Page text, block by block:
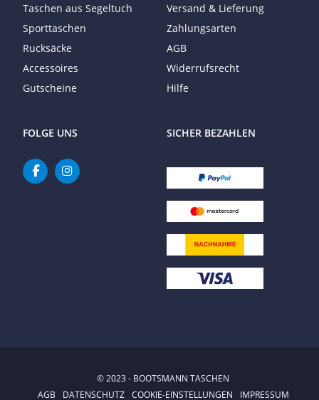
Taschen aus Segeltuch
Sporttaschen
Rucksäcke
Accessoires
Gutscheine
Versand & Lieferung
Zahlungsarten
AGB
Widerrufsrecht
Hilfe
FOLGE UNS SICHER BEZAHLEN
© 2023 - BOOTSMANN TASCHEN
AGB
DATENSCHUTZ COOKIE-EINSTELLUNGEN IMPRESSUM